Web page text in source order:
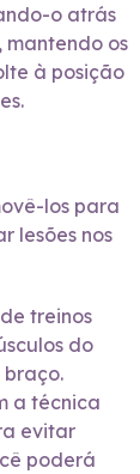
o atrás
mantendo os
à posição
los para
lesões nos
treinos
do
braço.
a técnica
evitar
poderá